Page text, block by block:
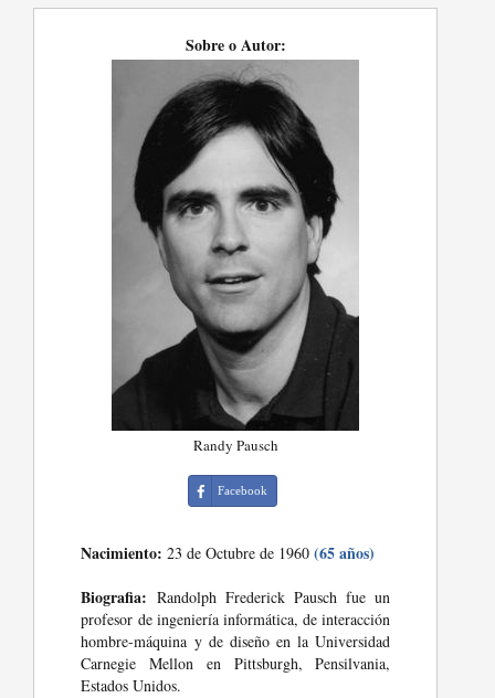
Sobre o Autor:
Randy Pausch
Facebook
Nacimiento: 23 de Octubre de 1960(65 años)
Biografia: Randolph Frederick Pausch fue un
profesor de ingeniería informática, de interacción
hombre-máquina y de diseño en la Universidad
Carnegie Mellon en Pittsburgh, Pensilvania,
Estados Unidos.